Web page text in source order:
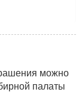
можно
палаты